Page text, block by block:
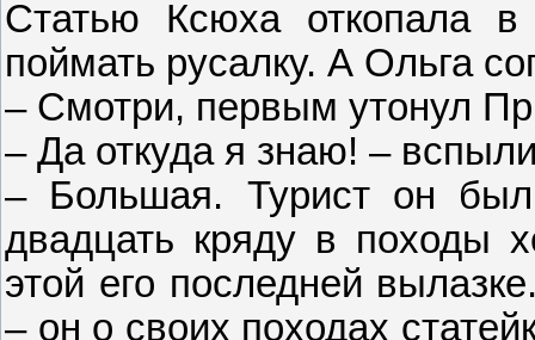
Статью Ксюха откопала
поймать русалку. А Ольга
– Смотри, первым утонул
– Да откуда я знаю! –
– Большая. Турист он
двадцать кряду в походы
этой его последней
– он о своих походах